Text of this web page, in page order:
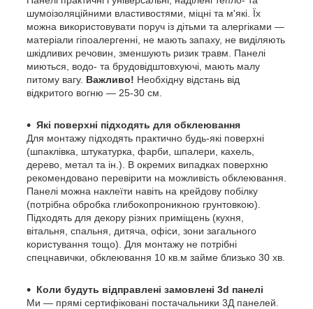
шумоізоляційними властивостями, міцні та м'які. Їх
можна використовувати поруч із дітьми та алергіками —
матеріали гіпоалергенні, не мають запаху, не виділяють
шкідливих речовин, зменшують ризик травм. Панелі
миються, водо- та брудовідштовхуючі, мають малу
питому вагу. Важливо! Необхідну відстань від
відкритого вогню — 25-30 см.
Які поверхні підходять для обклеювання
Для монтажу підходять практично будь-які поверхні
(шпаклівка, штукатурка, фарби, шпалери, кахель,
дерево, метал та ін.). В окремих випадках поверхню
рекомендовано перевірити на можливість обклеювання.
Панелі можна наклеїти навіть на крейдову побілку
(потрібна обробка глибокопроникною грунтовкою).
Підходять для декору різних приміщень (кухня,
вітальня, спальня, дитяча, офіси, зони загального
користування тощо). Для монтажу не потрібні
спецнавички, обклеювання 10 кв.м займе близько 30 хв.
Коли будуть відправлені замовлені 3d панелі
Ми — прямі сертифіковані постачальники 3Д панелей.